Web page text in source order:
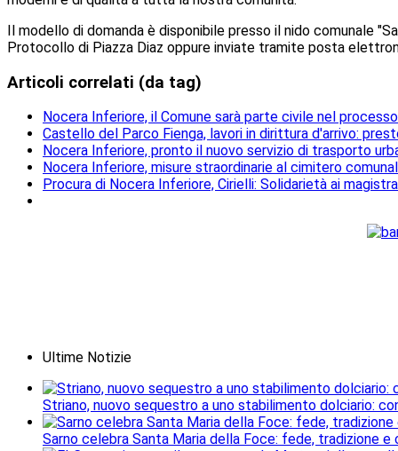
Il modello di domanda è disponibile presso il nido comunale
Protocollo di Piazza Diaz oppure inviate tramite posta
Articoli correlati (da tag)
Nocera Inferiore, il Comune sarà parte civile nel
Castello del Parco Fienga, lavori in dirittura d'arrivo:
Nocera Inferiore, pronto il nuovo servizio di trasporto
Nocera Inferiore, misure straordinarie al cimitero
Procura di Nocera Inferiore, Cirielli: Solidarietà ai
Ultime Notizie
Striano, nuovo sequestro a uno stabilimento dolciario:
Sarno celebra Santa Maria della Foce: fede, tradizione